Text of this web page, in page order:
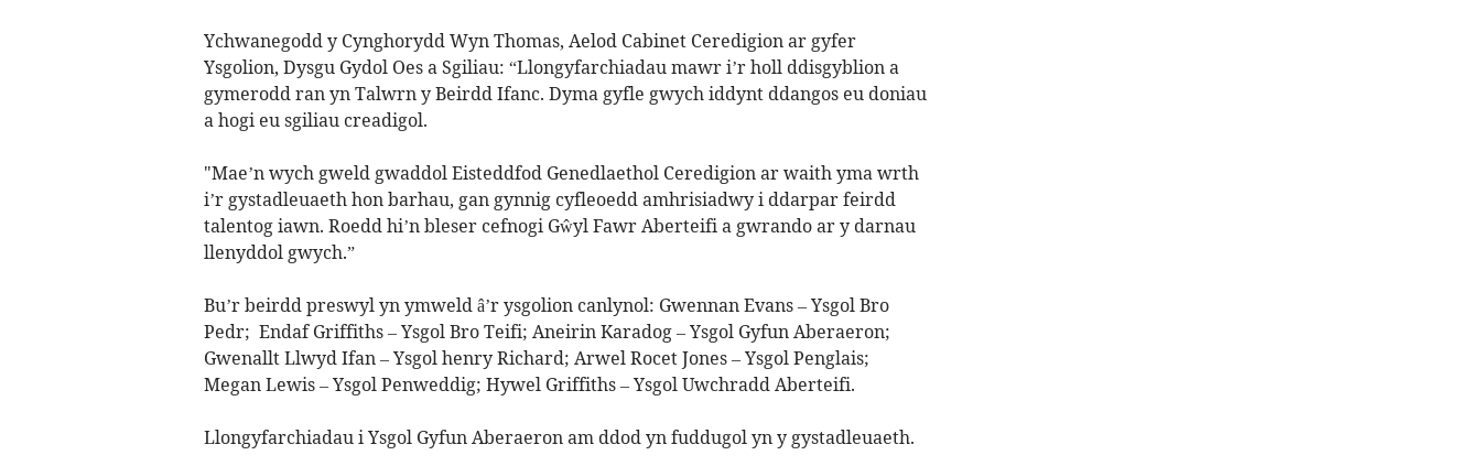
Ychwanegodd y Cynghorydd Wyn Thomas, Aelod Cabinet Ceredigion ar gyfer
Ysgolion, Dysgu Gydol Oes a Sgiliau: “Llongyfarchiadau mawr i’r holl ddisgyblion a
gymerodd ran yn Talwrn y Beirdd Ifanc. Dyma gyfle gwych iddynt ddangos eu doniau
a hogi eu sgiliau creadigol.
"Mae’n wych gweld gwaddol Eisteddfod Genedlaethol Ceredigion ar waith yma wrth
i’r gystadleuaeth hon barhau, gan gynnig cyfleoedd amhrisiadwy i ddarpar feirdd
talentog iawn. Roedd hi’n bleser cefnogi Gŵyl Fawr Aberteifi a gwrando ar y darnau
llenyddol gwych.”
Bu’r beirdd preswyl yn ymweld â’r ysgolion canlynol: Gwennan Evans – Ysgol Bro
Pedr; Endaf Griffiths – Ysgol Bro Teifi; Aneirin Karadog – Ysgol Gyfun Aberaeron;
Gwenallt Llwyd Ifan – Ysgol henry Richard; Arwel Rocet Jones – Ysgol Penglais;
Megan Lewis – Ysgol Penweddig; Hywel Griffiths – Ysgol Uwchradd Aberteifi.
Llongyfarchiadau i Ysgol Gyfun Aberaeron am ddod yn fuddugol yn y gystadleuaeth.